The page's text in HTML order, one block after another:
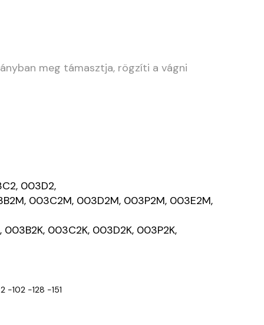
meg támasztja, rögzíti a vágni
003D2,
003C2M, 003D2M, 003P2M, 003E2M,
003B2K, 003C2K, 003D2K, 003P2K,
102 -128 -151